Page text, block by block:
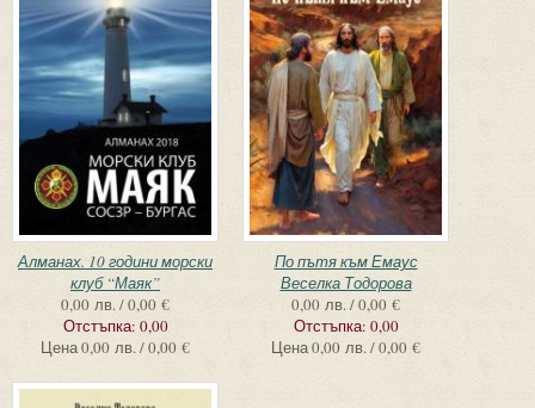
Алманах. 10 години морски
клуб “Маяк”
0,00 лв. / 0,00 €
Отстъпка: 0,00
Цена0,00 лв. / 0,00 €
По пътя към Емаус
Веселка Тодорова
0,00 лв. / 0,00 €
Отстъпка: 0,00
Цена0,00 лв. / 0,00 €